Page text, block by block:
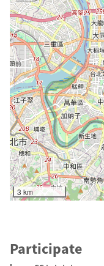
3 km
Participate